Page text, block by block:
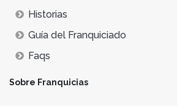
Historias
Guía del Franquiciado
Faqs
Sobre Franquicias